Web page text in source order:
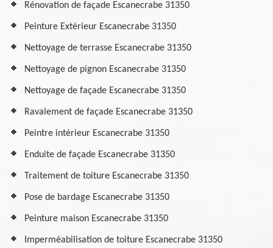
Rénovation de façade Escanecrabe 31350
Peinture Extérieur Escanecrabe 31350
Nettoyage de terrasse Escanecrabe 31350
Nettoyage de pignon Escanecrabe 31350
Nettoyage de façade Escanecrabe 31350
Ravalement de façade Escanecrabe 31350
Peintre intérieur Escanecrabe 31350
Enduite de façade Escanecrabe 31350
Traitement de toiture Escanecrabe 31350
Pose de bardage Escanecrabe 31350
Peinture maison Escanecrabe 31350
Imperméabilisation de toiture Escanecrabe 31350